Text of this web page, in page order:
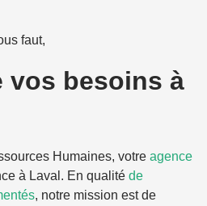
faut,
vos besoins à
Humaines, votre agence
à Laval. En qualité de
, notre mission est de